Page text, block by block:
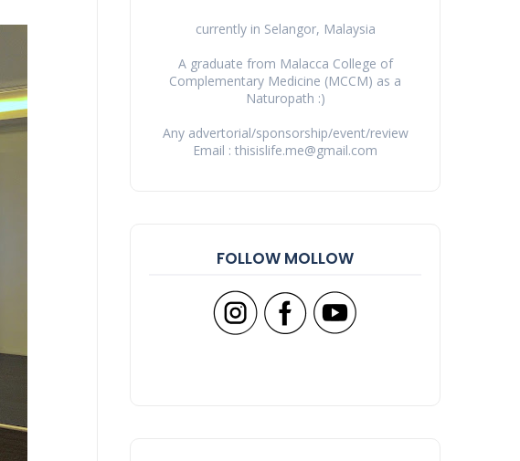
currently in Selangor, Malaysia
A graduate from Malacca College of
Complementary Medicine (MCCM) as a
Naturopath :)
Any advertorial/sponsorship/event/review
Email : thisislife.me@gmail.com
FOLLOW MOLLOW